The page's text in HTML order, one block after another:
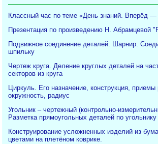
Классный час по теме «День знаний. Вперёд —
Презентация по произведению Н. Абрамцевой
Подвижное соединение деталей. Шарнир.
шпильку
Чертеж круга. Деление круглых деталей на
секторов из круга
Циркуль. Его назначение, конструкция, приемы
окружность, радиус
Угольник – чертежный (контрольно-
Разметка прямоугольных деталей по угольнику
Конструирование усложненных изделий из
цветами на плетёном коврике.